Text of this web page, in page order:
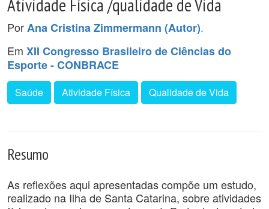
Atividade Física /qualidade de Vida
PorAna Cristina Zimmermann (Autor).
Em XII Congresso Brasileiro de Ciências do
Esporte - CONBRACE
Saúde Atividade Física Qualidade de Vida
Resumo
As reflexões aqui apresentadas compõe um estudo,
realizado na Ilha de Santa Catarina, sobre atividades